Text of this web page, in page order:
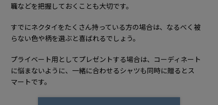
職などを把握しておくことも大切です。
すでにネクタイをたくさん持っている方の場合は、なるべく被
らない色や柄を選ぶと喜ばれるでしょう。
プライベート用としてプレゼントする場合は、コーディネート
に悩まないように、一緒に合わせるシャツも同時に贈るとス
マートです。